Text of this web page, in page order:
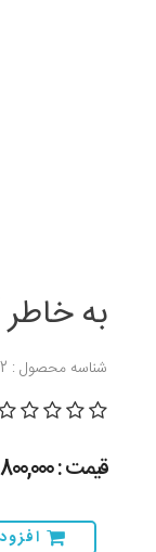
به
شناسه محصول : 100312
قیمت : 800,000 ريال